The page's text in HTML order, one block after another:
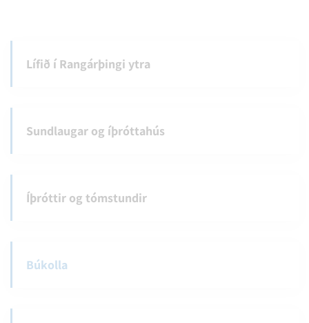
Lífið í Rangárþingi ytra
Sundlaugar og íþróttahús
Íþróttir og tómstundir
Búkolla